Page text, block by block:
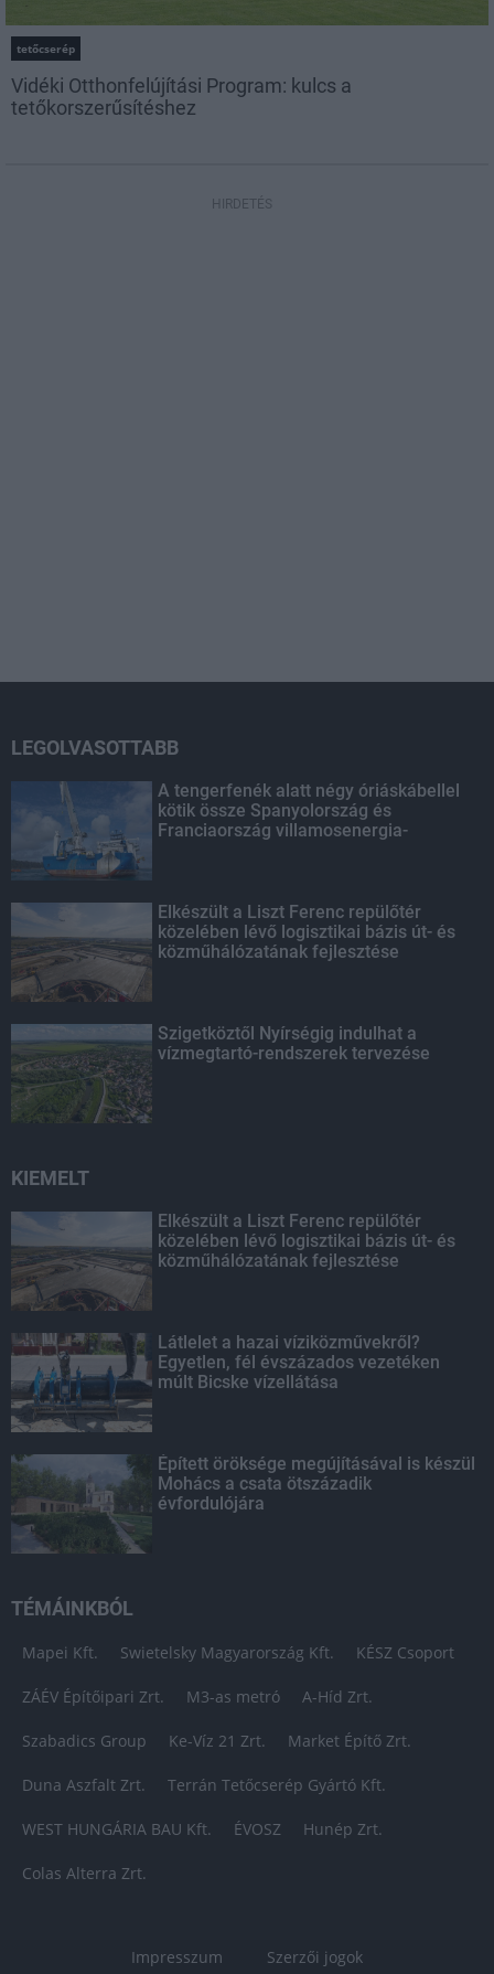
tetőcserép
Vidéki Otthonfelújítási Program: kulcs a
tetőkorszerűsítéshez
HIRDETÉS
LEGOLVASOTTABB
A tengerfenék alatt négy óriáskábellel
kötik össze Spanyolország és
Franciaország villamosenergia-
Elkészült a Liszt Ferenc repülőtér
közelében lévő logisztikai bázis út- és
közműhálózatának fejlesztése
Szigetköztől Nyírségig indulhat a
vízmegtartó-rendszerek tervezése
KIEMELT
Elkészült a Liszt Ferenc repülőtér
közelében lévő logisztikai bázis út- és
közműhálózatának fejlesztése
Látlelet a hazai víziközművekről?
Egyetlen, fél évszázados vezetéken
múlt Bicske vízellátása
Épített öröksége megújításával is készül
Mohács a csata ötszázadik
évfordulójára
TÉMÁINKBÓL
Mapei Kft. Swietelsky Magyarország Kft. KÉSZ Csoport
ZÁÉV Építőipari Zrt. M3-as metró A-Híd Zrt.
Szabadics Group Ke-Víz 21 Zrt. Market Építő Zrt.
Duna Aszfalt Zrt. Terrán Tetőcserép Gyártó Kft.
WEST HUNGÁRIA BAU Kft. ÉVOSZ Hunép Zrt.
Colas Alterra Zrt.
Impresszum
Szerzői jogok